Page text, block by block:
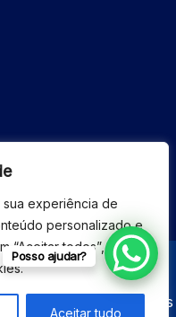
sua experiência de
personalizado e
“Aceitar todos”, você
Aceitar tudo
ESPECIALIZADA
os direitos reservados
Posso ajudar?